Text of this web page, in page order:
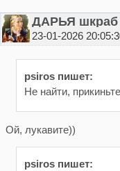
ДАРЬЯ шкраб
23-01-2026
psiros пишет:
Не найти, прикиньте
Ой, лукавите))
psiros пишет: